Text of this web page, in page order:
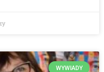
WYWIADY